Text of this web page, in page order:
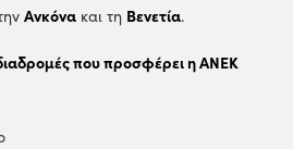
Ανκόνα και τη Βενετία.
που προσφέρει η ANEK